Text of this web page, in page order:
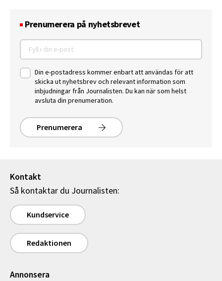
Prenumerera på nyhetsbrevet
Din e-postadress kommer enbart att användas för att
skicka ut nyhetsbrev och relevant information som
inbjudningar från Journalisten. Du kan när som helst
avsluta din prenumeration.
Prenumerera
Kontakt
Så kontaktar du Journalisten:
Kundservice
Redaktionen
Annonsera